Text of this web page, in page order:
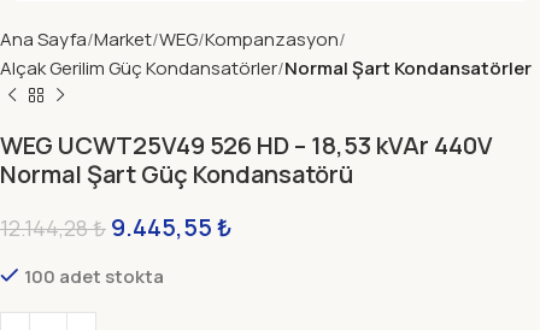
Ana Sayfa Market WEG Kompanzasyon
Alçak Gerilim Güç Kondansatörler Normal Şart Kondansatörler
WEG UCWT25V49 526 HD – 18,53 kVAr 440V
Normal Şart Güç Kondansatörü
12.144,28₺ 9.445,55₺
100 adet stokta